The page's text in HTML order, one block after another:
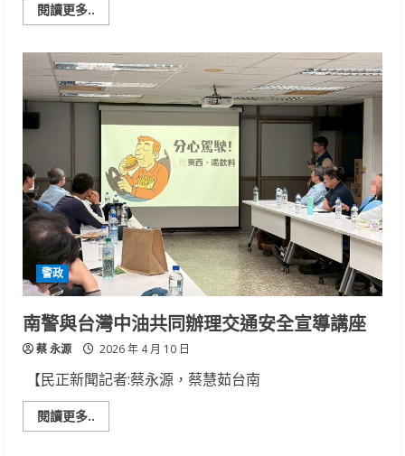
閱讀更多..
more
銀
超
商
聯
手
築
面
出
擊
斬
斷
詐
騙
鏈
警政
南警與台灣中油共同辦理交通安全宣導講座
蔡 永源 2026 年 4 月 10 日
【民正新聞記者:蔡永源，蔡慧茹台南
閱讀更多..
more